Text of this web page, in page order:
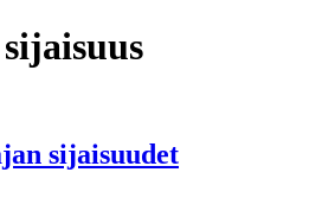
sijaisuus
sijaisuudet